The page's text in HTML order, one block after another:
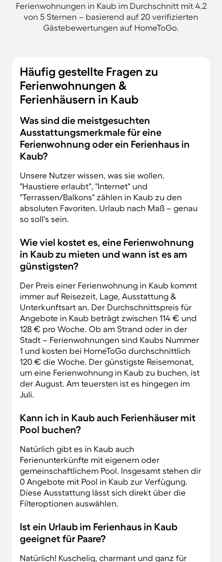
Ferienwohnungen in Kaub im Durchschnitt mit 4.2
von 5 Sternen – basierend auf 20 verifizierten
Gästebewertungen auf HomeToGo.
Häufig gestellte Fragen zu
Ferienwohnungen &
Ferienhäusern in Kaub
Was sind die meistgesuchten
Ausstattungsmerkmale für eine
Ferienwohnung oder ein Ferienhaus in
Kaub?
Unsere Nutzer wissen, was sie wollen.
"Haustiere erlaubt", "Internet" und
"Terrassen/Balkons" zählen in Kaub zu den
absoluten Favoriten. Urlaub nach Maß – genau
so soll's sein.
Wie viel kostet es, eine Ferienwohnung
in Kaub zu mieten und wann ist es am
günstigsten?
Der Preis einer Ferienwohnung in Kaub kommt
immer auf Reisezeit, Lage, Ausstattung &
Unterkunftsart an. Der Durchschnittspreis für
Angebote in Kaub beträgt zwischen 114 € und
128 € pro Woche. Ob am Strand oder in der
Stadt – Ferienwohnungen sind Kaubs Nummer
1 und kosten bei HomeToGo durchschnittlich
120 € die Woche. Der günstigste Reisemonat,
um eine Ferienwohnung in Kaub zu buchen, ist
der August. Am teuersten ist es hingegen im
Juli.
Kann ich in Kaub auch Ferienhäuser mit
Pool buchen?
Natürlich gibt es in Kaub auch
Ferienunterkünfte mit eigenem oder
gemeinschaftlichem Pool. Insgesamt stehen dir
0 Angebote mit Pool in Kaub zur Verfügung.
Diese Ausstattung lässt sich direkt über die
Filteroptionen auswählen.
Ist ein Urlaub im Ferienhaus in Kaub
geeignet für Paare?
Natürlich! Kuschelig, charmant und ganz für